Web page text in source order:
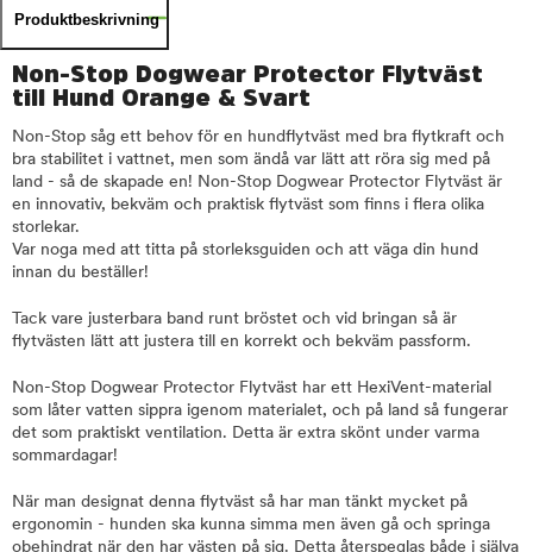
Produktbeskrivning
Non-Stop Dogwear Protector Flytväst
till Hund Orange & Svart
Non-Stop såg ett behov för en hundflytväst med bra flytkraft och
bra stabilitet i vattnet, men som ändå var lätt att röra sig med på
land - så de skapade en! Non-Stop Dogwear Protector Flytväst är
en innovativ, bekväm och praktisk flytväst som finns i flera olika
storlekar.
Var noga med att titta på storleksguiden och att väga din hund
innan du beställer!
Tack vare justerbara band runt bröstet och vid bringan så är
flytvästen lätt att justera till en korrekt och bekväm passform.
Non-Stop Dogwear Protector Flytväst har ett HexiVent-material
som låter vatten sippra igenom materialet, och på land så fungerar
det som praktiskt ventilation. Detta är extra skönt under varma
sommardagar!
När man designat denna flytväst så har man tänkt mycket på
ergonomin - hunden ska kunna simma men även gå och springa
obehindrat när den har västen på sig. Detta återspeglas både i själva